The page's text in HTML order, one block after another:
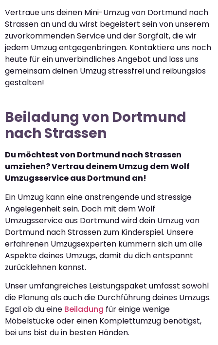
Vertraue uns deinen Mini-Umzug von Dortmund nach
Strassen an und du wirst begeistert sein von unserem
zuvorkommenden Service und der Sorgfalt, die wir
jedem Umzug entgegenbringen. Kontaktiere uns noch
heute für ein unverbindliches Angebot und lass uns
gemeinsam deinen Umzug stressfrei und reibungslos
gestalten!
Beiladung von Dortmund
nach Strassen
Du möchtest von Dortmund nach Strassen
umziehen? Vertrau deinem Umzug dem Wolf
Umzugsservice aus Dortmund an!
Ein Umzug kann eine anstrengende und stressige
Angelegenheit sein. Doch mit dem Wolf
Umzugsservice aus Dortmund wird dein Umzug von
Dortmund nach Strassen zum Kinderspiel. Unsere
erfahrenen Umzugsexperten kümmern sich um alle
Aspekte deines Umzugs, damit du dich entspannt
zurücklehnen kannst.
Unser umfangreiches Leistungspaket umfasst sowohl
die Planung als auch die Durchführung deines Umzugs.
Egal ob du eine Beiladung für einige wenige
Möbelstücke oder einen Komplettumzug benötigst,
bei uns bist du in besten Händen.